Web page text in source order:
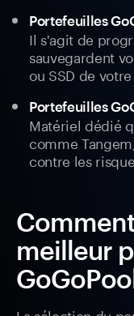
Portefeuilles
Il s'agit de
sauvegardent
ou SSD de
Portefeuilles
Matériel dédié
comme
contre les
meilleur